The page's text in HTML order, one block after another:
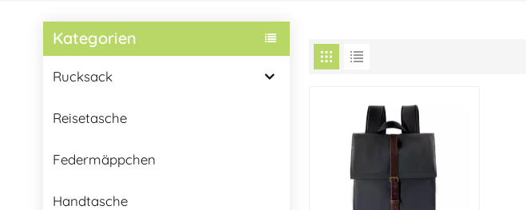
Kategorien
Rucksack
Reisetasche
Federmäppchen
Handtasche